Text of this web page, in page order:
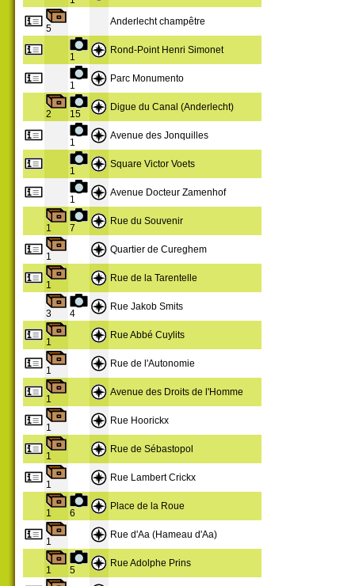
5
Anderlecht champêtre
1
Rond-Point Henri Simonet
1
Parc Monumento
2 15
Digue du Canal (Anderlecht)
1
Avenue des Jonquilles
1
Square Victor Voets
1
Avenue Docteur Zamenhof
1 7
Rue du Souvenir
1
Quartier de Cureghem
1
Rue de la Tarentelle
3 4
Rue Jakob Smits
1
Rue Abbé Cuylits
1
Rue de l'Autonomie
1
Avenue des Droits de l'Homme
1
Rue Hoorickx
1
Rue de Sébastopol
1
Rue Lambert Crickx
1 6
Place de la Roue
1
Rue d'Aa (Hameau d'Aa)
1 5
Rue Adolphe Prins